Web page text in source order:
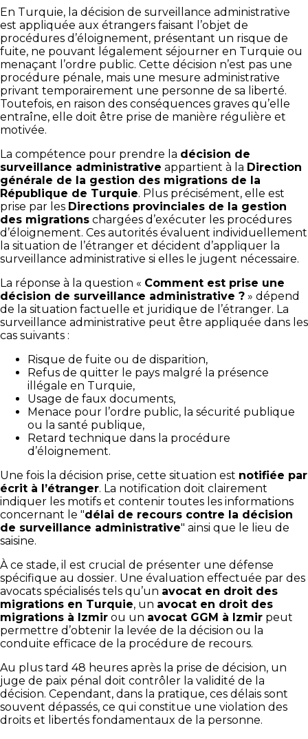
En Turquie, la décision de surveillance administrative
est appliquée aux étrangers faisant l’objet de
procédures d’éloignement, présentant un risque de
fuite, ne pouvant légalement séjourner en Turquie ou
menaçant l’ordre public. Cette décision n’est pas une
procédure pénale, mais une mesure administrative
privant temporairement une personne de sa liberté.
Toutefois, en raison des conséquences graves qu’elle
entraîne, elle doit être prise de manière régulière et
motivée.
La compétence pour prendre la décision de
surveillance administrative appartient à la Direction
générale de la gestion des migrations de la
République de Turquie. Plus précisément, elle est
prise par les Directions provinciales de la gestion
des migrations chargées d’exécuter les procédures
d’éloignement. Ces autorités évaluent individuellement
la situation de l’étranger et décident d’appliquer la
surveillance administrative si elles le jugent nécessaire.
La réponse à la question « Comment est prise une
décision de surveillance administrative ? » dépend
de la situation factuelle et juridique de l’étranger. La
surveillance administrative peut être appliquée dans les
cas suivants :
Risque de fuite ou de disparition,
Refus de quitter le pays malgré la présence
illégale en Turquie,
Usage de faux documents,
Menace pour l’ordre public, la sécurité publique
ou la santé publique,
Retard technique dans la procédure
d’éloignement.
Une fois la décision prise, cette situation est notifiée par
écrit à l’étranger. La notification doit clairement
indiquer les motifs et contenir toutes les informations
concernant le "délai de recours contre la décision
de surveillance administrative" ainsi que le lieu de
saisine.
À ce stade, il est crucial de présenter une défense
spécifique au dossier. Une évaluation effectuée par des
avocats spécialisés tels qu’un avocat en droit des
migrations en Turquie, un avocat en droit des
migrations à Izmir ou un avocat GGM à Izmir peut
permettre d’obtenir la levée de la décision ou la
conduite efficace de la procédure de recours.
Au plus tard 48 heures après la prise de décision, un
juge de paix pénal doit contrôler la validité de la
décision. Cependant, dans la pratique, ces délais sont
souvent dépassés, ce qui constitue une violation des
droits et libertés fondamentaux de la personne.